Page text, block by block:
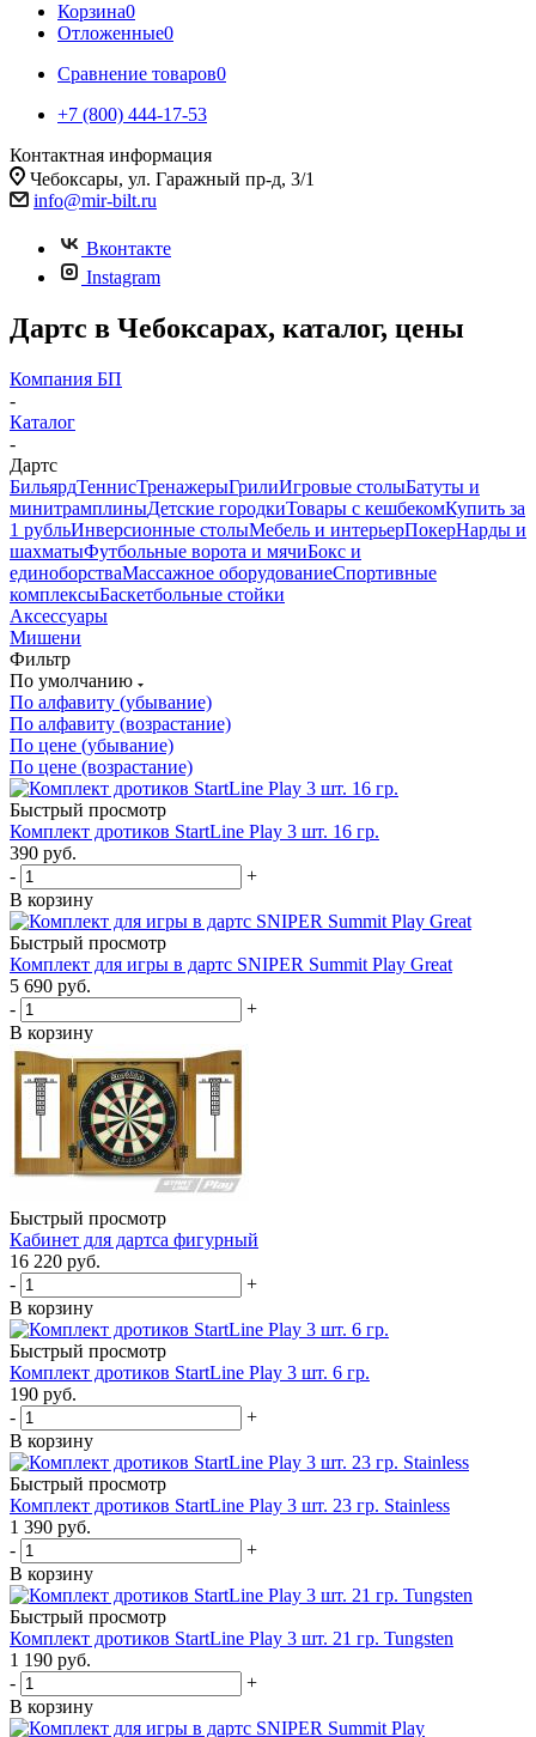
Корзина0
Отложенные0
Сравнение товаров0
+7 (800) 444-17-53
Контактная информация
Чебоксары, ул. Гаражный пр-д, 3/1
info@mir-bilt.ru
Вконтакте
Instagram
Дартс в Чебоксарах, каталог, цены
Компания БП
-
Каталог
-
Дартс
БильярдТеннисТренажерыГрилиИгровые столыБатуты и
минитрамплиныДетские городкиТовары с кешбекомКупить за
1 рубльИнверсионные столыМебель и интерьерПокерНарды и
шахматыФутбольные ворота и мячиБокс и
единоборстваМассажное оборудованиеСпортивные
комплексыБаскетбольные стойки
Аксессуары
Мишени
Фильтр
По умолчанию
По алфавиту (убывание)
По алфавиту (возрастание)
По цене (убывание)
По цене (возрастание)
Быстрый просмотр
Комплект дротиков StartLine Play 3 шт. 16 гр.
390 руб.
-
+
В корзину
Быстрый просмотр
Комплект для игры в дартс SNIPER Summit Play Great
5 690 руб.
-
+
В корзину
Быстрый просмотр
Кабинет для дартса фигурный
16 220 руб.
-
+
В корзину
Быстрый просмотр
Комплект дротиков StartLine Play 3 шт. 6 гр.
190 руб.
-
+
В корзину
Быстрый просмотр
Комплект дротиков StartLine Play 3 шт. 23 гр. Stainless
1 390 руб.
-
+
В корзину
Быстрый просмотр
Комплект дротиков StartLine Play 3 шт. 21 гр. Tungsten
1 190 руб.
-
+
В корзину